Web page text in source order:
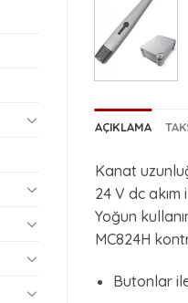
AÇIKLAMA
Kanat
24 V dc akım
Yoğun
MC824H
Butonlar